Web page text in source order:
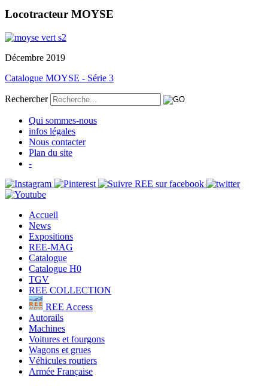
Locotracteur MOYSE
Décembre 2019
Catalogue MOYSE - Série 3
Rechercher
Qui sommes-nous
infos légales
Nous contacter
Plan du site
-
Accueil
News
Expositions
REE-MAG
Catalogue
Catalogue H0
TGV
REE COLLECTION
REE Access
Autorails
Machines
Voitures et fourgons
Wagons et grues
Véhicules routiers
Armée Française